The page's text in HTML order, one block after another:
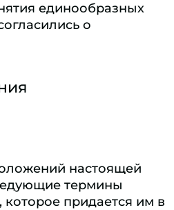
единообразных
о
настоящей
термины
придается им в